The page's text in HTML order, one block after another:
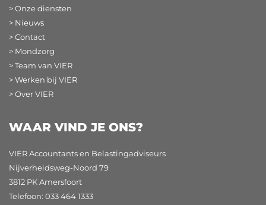
> Onze diensten
> Nieuws
> Contact
> Mondzorg
> Team van VIER
> Werken bij VIER
> Over VIER
WAAR VIND JE ONS?
VIER Accountants en Belastingadviseurs
Nijverheidsweg-Noord 79
3812 PK Amersfoort
Telefoon: 033 464 1333